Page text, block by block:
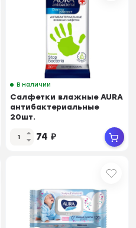
В наличии
Салфетки влажные AURA
антибактериальные
20шт.
74 ₽